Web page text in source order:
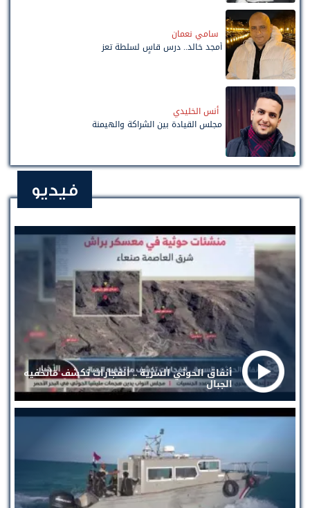
سامي نعمان
أمجد خالد.. درس قاسٍ لسلطة تعز
أنس الخليدي
مجلس القيادة بين الشراكة والهيمنة
فيديو
أنفاق الحوثي السرية .. انفجارات تكشف ماتخفيه
الجبال